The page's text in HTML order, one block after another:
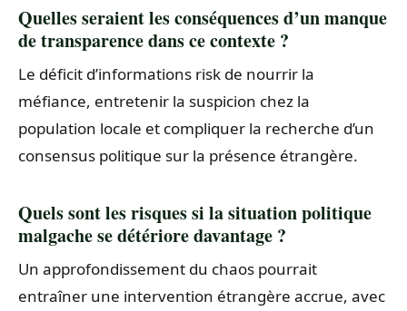
Quelles seraient les conséquences d’un manque
de transparence dans ce contexte ?
Le déficit d’informations risk de nourrir la
méfiance, entretenir la suspicion chez la
population locale et compliquer la recherche d’un
consensus politique sur la présence étrangère.
Quels sont les risques si la situation politique
malgache se détériore davantage ?
Un approfondissement du chaos pourrait
entraîner une intervention étrangère accrue, avec